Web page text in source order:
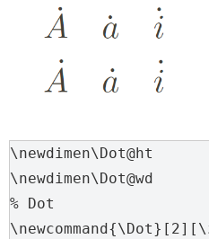
\newdimen\Dot@ht
\newdimen\Dot@wd
% Dot